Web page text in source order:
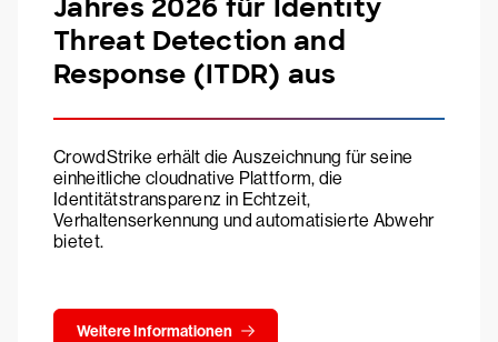
Jahres 2026 für Identity
Threat Detection and
Response (ITDR) aus
CrowdStrike erhält die Auszeichnung für seine
einheitliche cloudnative Plattform, die
Identitätstransparenz in Echtzeit,
Verhaltenserkennung und automatisierte Abwehr
bietet.
Weitere Informationen